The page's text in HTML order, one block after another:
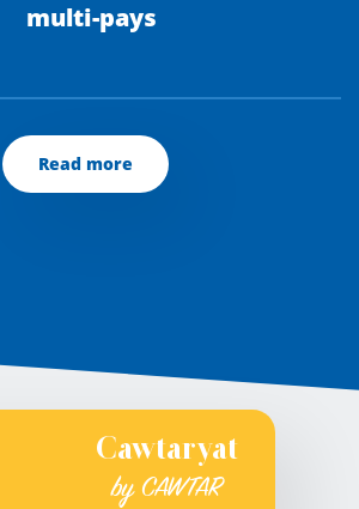
multi-pays
Read more
Cawtaryat
by CAWTAR